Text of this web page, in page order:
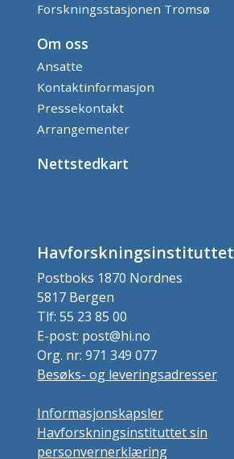
Forskningsstasjonen Tromsø
Om oss
Ansatte
Kontaktinformasjon
Pressekontakt
Arrangementer
Nettstedkart
Havforskningsinstituttet
Postboks 1870 Nordnes
5817 Bergen
Tlf: 55 23 85 00
E-post: post@hi.no
Org. nr: 971 349 077
Besøks- og leveringsadresser
Informasjonskapsler
Havforskningsinstituttet sin
personvernerklæring